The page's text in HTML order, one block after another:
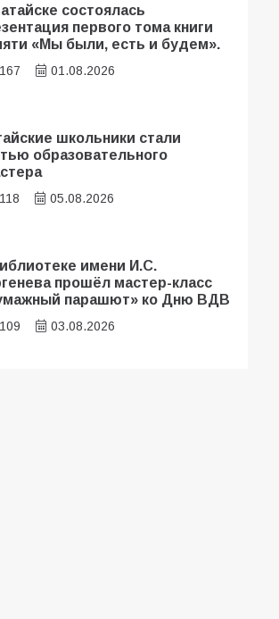
состоялась
первого тома книги
«Мы были, есть и будем».
167 01.08.2026
школьники стали
образовательного
118 05.08.2026
имени И.С.
прошёл мастер-класс
парашют» ко Дню ВДВ
109 03.08.2026